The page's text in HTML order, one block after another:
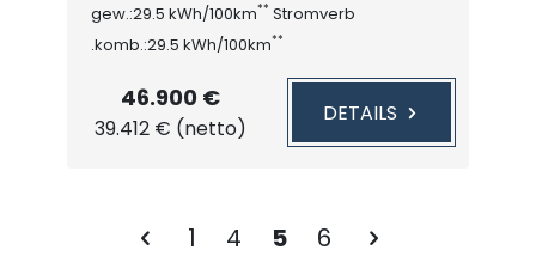
gew.:29.5 kWh/100km** Stromverb
.komb.:29.5 kWh/100km**
46.900 €
39.412 € (netto)
DETAILS
1 4 5 6